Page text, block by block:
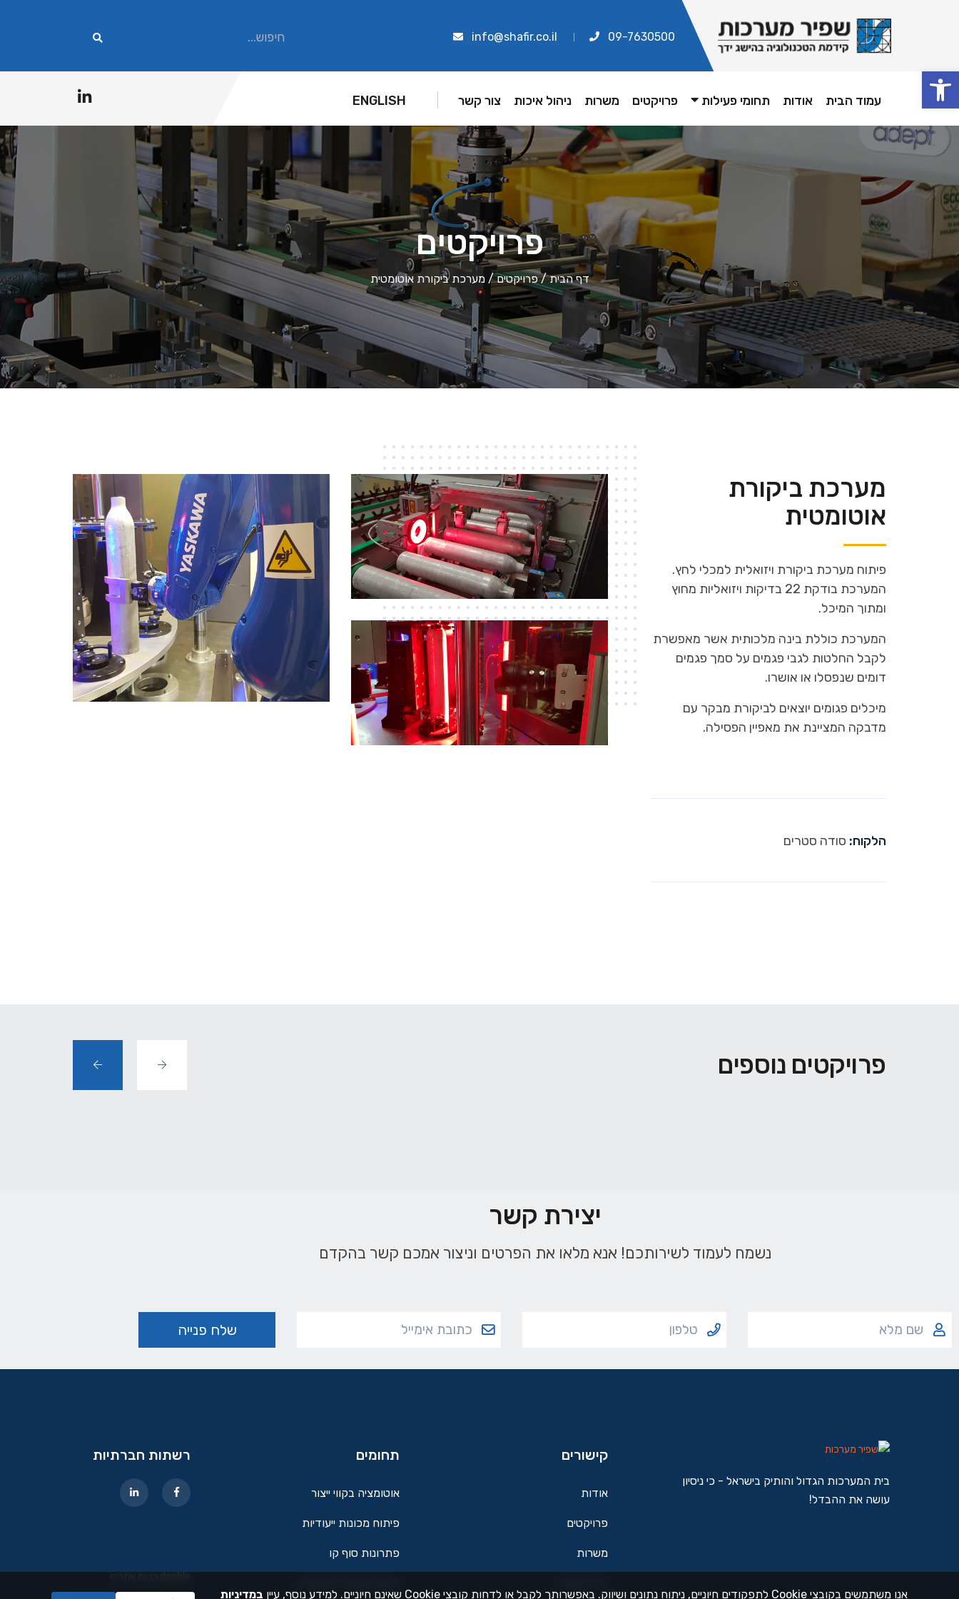
פתח סרגל נגישות
09-7630500
info@shafir.co.il
עמוד הבית אודות תחומי פעילות פרויקטים משרות ניהול איכות צור קשר ENGLISH
פרויקטים
דף הבית/פרויקטים/מערכת ביקורת אוטומטית
מערכת ביקורת
אוטומטית
פיתוח מערכת ביקורת ויזואלית למכלי לחץ.
המערכת בודקת 22 בדיקות ויזואליות מחוץ
ומתוך המיכל.
המערכת כוללת בינה מלכותית אשר מאפשרת
לקבל החלטות לגבי פגמים על סמך פגמים
דומים שנפסלו או אושרו.
מיכלים פגומים יוצאים לביקורת מבקר עם
מדבקה המציינת את מאפיין הפסילה.
הלקוח: סודה סטרים
פרויקטים נוספים
יצירת קשר
נשמח לעמוד לשירותכם! אנא מלאו את הפרטים וניצור אמכם קשר בהקדם
בית המערכות הגדול והותיק בישראל - כי ניסיון
עושה את ההבדל!
קישורים
אודות
פרויקטים
משרות
תחומים
אוטומציה בקווי ייצור
פיתוח מכונות ייעודיות
פתרונות סוף קו
רשתות חברתיות
אנו משתמשים בקובצי Cookie לתפקודים חיוניים, ניתוח נתונים ושיווק. באפשרותך לקבל או לדחות קובצי Cookie שאינם חיוניים. למידע נוסף, עיין במדיניות